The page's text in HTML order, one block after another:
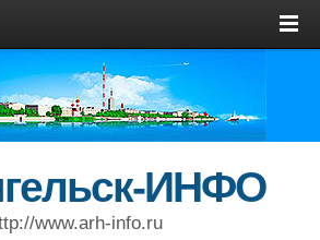
ИНФО
www.arh-info.ru